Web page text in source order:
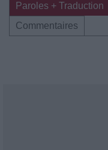
Paroles + Traduction
Commentaires